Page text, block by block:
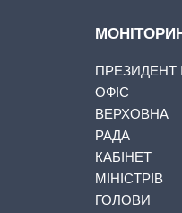
ПРЕЗИДЕНТ І
ОФІС
ВЕРХОВНА
РАДА
КАБІНЕТ
МІНІСТРІВ
ГОЛОВИ